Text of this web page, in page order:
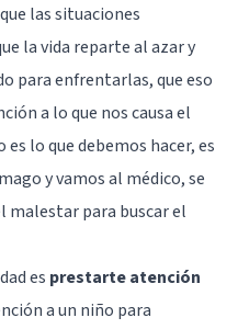
las situaciones
la vida reparte al azar y
para enfrentarlas, que eso
a lo que nos causa el
lo que debemos hacer, es
y vamos al médico, se
malestar para buscar el
es prestarte atención
a un niño para